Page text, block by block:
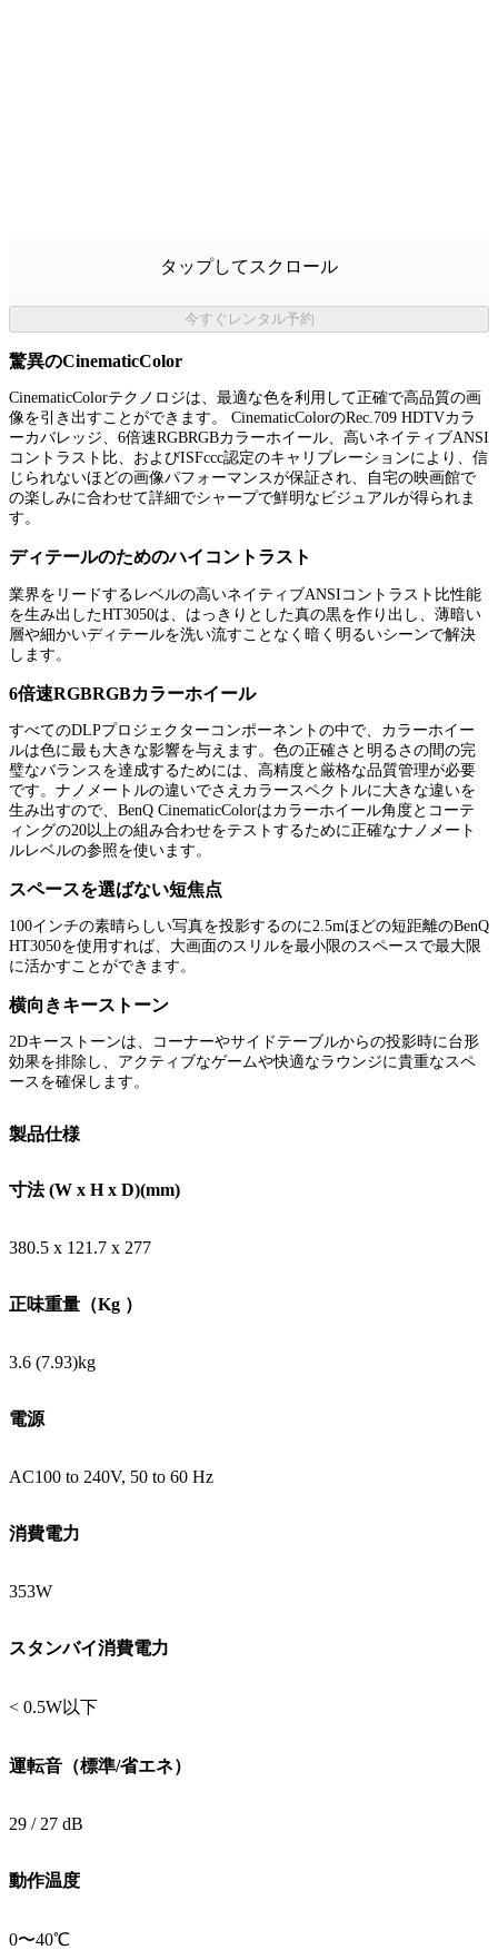
タップしてスクロール
今すぐレンタル予約
驚異のCinematicColor
CinematicColorテクノロジは、最適な色を利用して正確で高品質の画
像を引き出すことができます。 CinematicColorのRec.709 HDTVカラ
ーカバレッジ、6倍速RGBRGBカラーホイール、高いネイティブANSI
コントラスト比、およびISFccc認定のキャリブレーションにより、信
じられないほどの画像パフォーマンスが保証され、自宅の映画館で
の楽しみに合わせて詳細でシャープで鮮明なビジュアルが得られま
す。
ディテールのためのハイコントラスト
業界をリードするレベルの高いネイティブANSIコントラスト比性能
を生み出したHT3050は、はっきりとした真の黒を作り出し、薄暗い
層や細かいディテールを洗い流すことなく暗く明るいシーンで解決
します。
6倍速RGBRGBカラーホイール
すべてのDLPプロジェクターコンポーネントの中で、カラーホイー
ルは色に最も大きな影響を与えます。色の正確さと明るさの間の完
璧なバランスを達成するためには、高精度と厳格な品質管理が必要
です。ナノメートルの違いでさえカラースペクトルに大きな違いを
生み出すので、BenQ CinematicColorはカラーホイール角度とコーテ
ィングの20以上の組み合わせをテストするために正確なナノメート
ルレベルの参照を使います。
スペースを選ばない短焦点
100インチの素晴らしい写真を投影するのに2.5mほどの短距離のBenQ
HT3050を使用すれば、大画面のスリルを最小限のスペースで最大限
に活かすことができます。
横向きキーストーン
2Dキーストーンは、コーナーやサイドテーブルからの投影時に台形
効果を排除し、アクティブなゲームや快適なラウンジに貴重なスペ
ースを確保します。
製品仕様
寸法 (W x H x D)(mm)
380.5 x 121.7 x 277
正味重量（Kg ）
3.6 (7.93‎)kg
電源
AC100 to 240V, 50 to 60 Hz‎
消費電力
353W
スタンバイ消費電力
< 0.5W以下‎
運転音（標準/省エネ）
29 / 27 dB
動作温度
0〜40℃